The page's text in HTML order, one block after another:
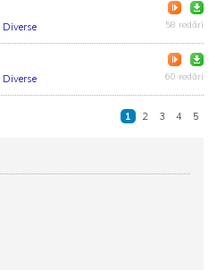
Diverse 58 redări
Diverse 60 redări
1 2 3 4 5